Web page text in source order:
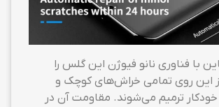
با فناوری نانو فیوژن این گلس را
این روی تمامی خراش‌های کوچک و
ترمیم می‌شوند. مقاومت آن در